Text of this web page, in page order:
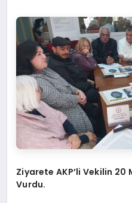
Ziyarete AKP’li Vekilin
Vurdu.